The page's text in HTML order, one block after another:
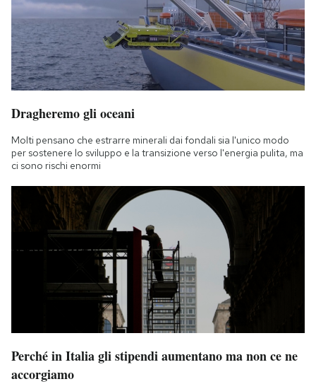
Dragheremo gli oceani
Molti pensano che estrarre minerali dai fondali sia l'unico modo
per sostenere lo sviluppo e la transizione verso l'energia pulita, ma
ci sono rischi enormi
Perché in Italia gli stipendi aumentano ma non ce ne
accorgiamo